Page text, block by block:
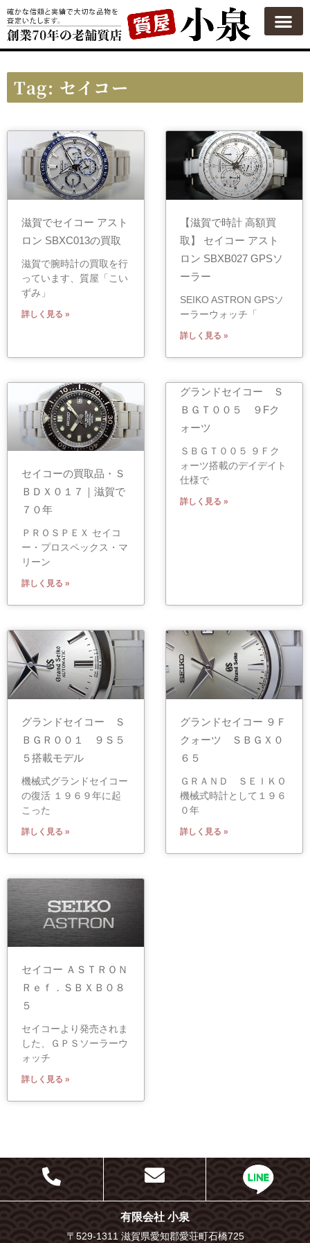
Tag: セイコー
滋賀でセイコー アスト
ロン SBXC013の買取
滋賀で腕時計の買取を行
っています、質屋「こい
ずみ」
詳しく見る »
【滋賀で時計 高額買
取】 セイコー アスト
ロン SBXB027 GPSソ
ーラー
SEIKO ASTRON GPSソ
ーラーウォッチ「
詳しく見る »
セイコーの買取品・Ｓ
ＢＤＸ０１７｜滋賀で
７０年
ＰＲＯＳＰＥＸ セイコ
ー・プロスペックス・マ
リーン
詳しく見る »
グランドセイコー Ｓ
ＢＧＴ００５ ９Fク
ォーツ
ＳＢＧＴ００５ ９Ｆク
ォーツ搭載のデイデイト
仕様で
詳しく見る »
グランドセイコー Ｓ
ＢＧＲ００１ ９Ｓ５
５搭載モデル
機械式グランドセイコー
の復活 １９６９年に起
こった
詳しく見る »
グランドセイコー ９Ｆ
クォーツ ＳＢＧＸ０
６５
ＧＲＡＮＤ ＳＥＩＫＯ
機械式時計として１９６
０年
詳しく見る »
セイコー ＡＳＴＲＯＮ
Ｒｅｆ．ＳＢＸＢ０８
５
セイコーより発売されま
した、ＧＰＳソーラーウ
ォッチ
詳しく見る »
有限会社 小泉
〒529-1311 滋賀県愛知郡愛荘町石橋725